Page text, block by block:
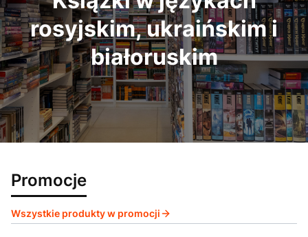
rosyjskim, ukraińskim i
białoruskim
Promocje
Wszystkie produkty w promocji